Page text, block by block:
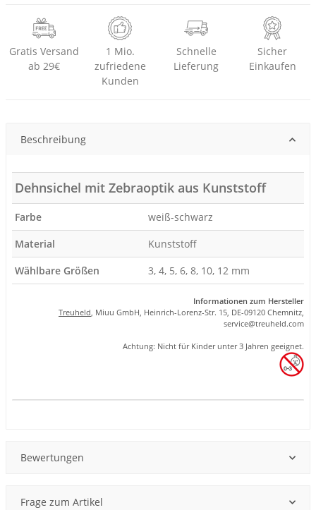
Gratis Versand
ab 29€
1 Mio.
zufriedene
Kunden
Schnelle
Lieferung
Sicher
Einkaufen
Beschreibung
Dehnsichel mit Zebraoptik aus Kunststoff
Farbe
weiß-schwarz
Material
Kunststoff
Wählbare Größen
3, 4, 5, 6, 8, 10, 12 mm
Informationen zum Hersteller
Treuheld, Miuu GmbH, Heinrich-Lorenz-Str. 15, DE-09120 Chemnitz,
service@treuheld.com
Achtung: Nicht für Kinder unter 3 Jahren geeignet.
Bewertungen
Frage zum Artikel